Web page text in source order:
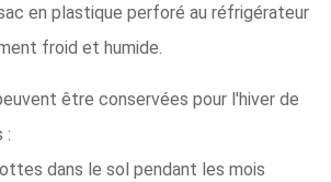
en plastique perforé au réfrigérateur
froid et humide.
être conservées pour l'hiver de
:
dans le sol pendant les mois